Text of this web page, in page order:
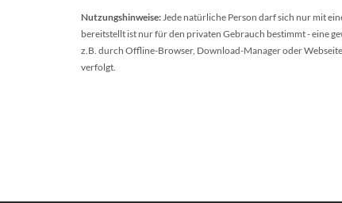
Nutzungshinweise:Jede natürliche Person darf sich nur mit
bereitstellt ist nur für den privaten Gebrauch bestimmt - eine
z.B. durch Offline-Browser, Download-Manager oder
verfolgt.